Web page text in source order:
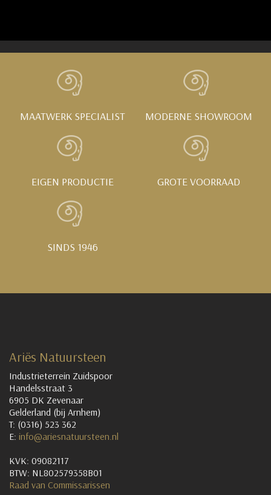
MAATWERK SPECIALIST MODERNE SHOWROOM
EIGEN PRODUCTIE GROTE VOORRAAD
SINDS 1946
Ariës Natuursteen
Industrieterrein Zuidspoor
Handelsstraat 3
6905 DK Zevenaar
Gelderland (bij Arnhem)
T: (0316) 523 362
E: info@ariesnatuursteen.nl
KVK: 09082117
BTW: NL802579358B01
Raad van Commissarissen